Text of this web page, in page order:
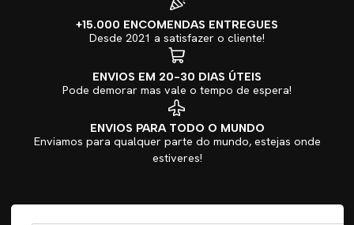
+15.000 ENCOMENDAS ENTREGUES
Desde 2021 a satisfazer o cliente!
ENVIOS EM 20-30 DIAS ÚTEIS
Pode demorar mas vale o tempo de espera!
ENVIOS PARA TODO O MUNDO
Enviamos para qualquer parte do mundo, estejas onde
estiveres!